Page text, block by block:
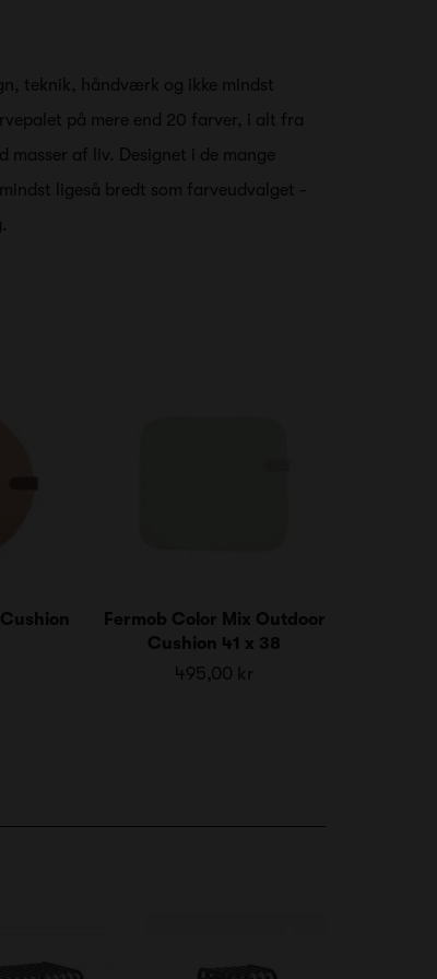
teknik, håndværk og ikke mindst
på mere end 20 farver, i alt fra
masser af liv. Designet i de mange
ligeså bredt som farveudvalget -
Fermob Color Mix Outdoor
Cushion 41 x 38
495,00 kr